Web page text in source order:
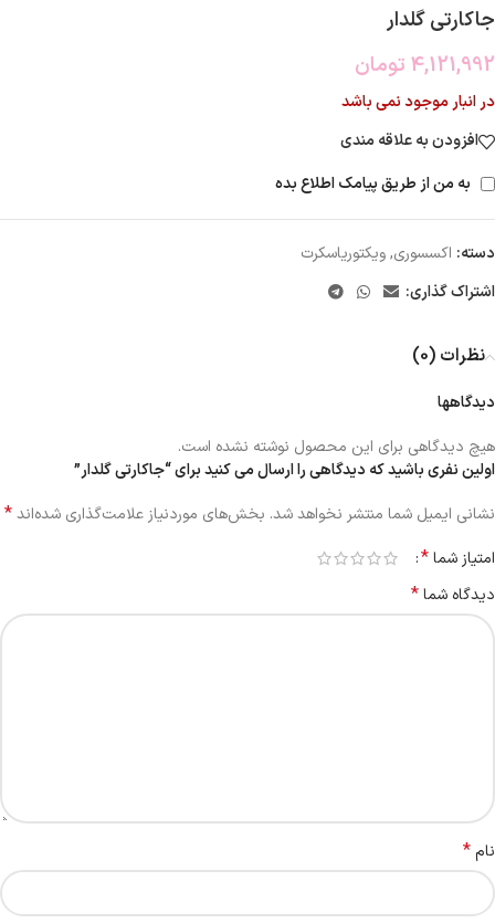
جاکارتی گلدار
4,121,992 تومان
در انبار موجود نمی باشد
افزودن به علاقه مندی
به من از طریق پیامک اطلاع بده
دسته: اکسسوری,ویکتوریاسکرت
اشتراک گذاری:
نظرات (0)
دیدگاهها
هیچ دیدگاهی برای این محصول نوشته نشده است.
اولین نفری باشید که دیدگاهی را ارسال می کنید برای “جاکارتی گلدار”
نشانی ایمیل شما منتشر نخواهد شد. بخش‌های موردنیاز علامت‌گذاری شده‌اند*
امتیاز شما*
دیدگاه شما*
نام*